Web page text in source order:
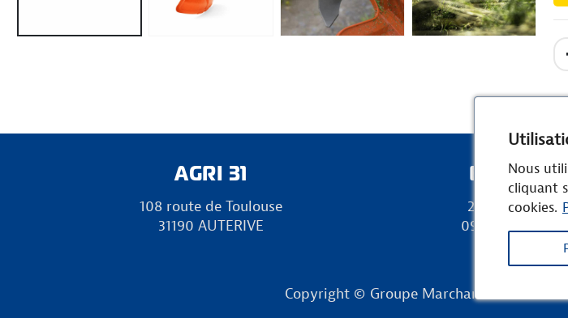
Nous
cliquant
cookies.
AGRI 31
108 route de Toulouse
31190 AUTERIVE
Ets
23 avenue des
09100 ST JEAN
Copyright © Groupe Marchand -